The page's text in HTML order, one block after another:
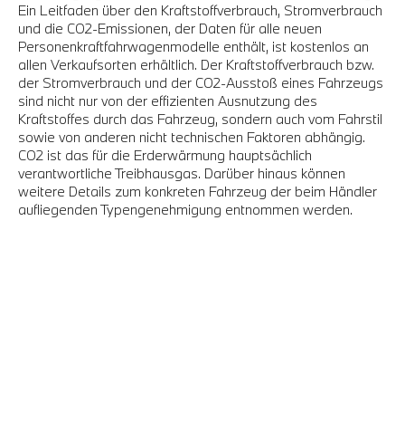
Ein Leitfaden über den Kraftstoffverbrauch, Stromverbrauch
und die CO2-Emissionen, der Daten für alle neuen
Personenkraftfahrwagenmodelle enthält, ist kostenlos an
allen Verkaufsorten erhältlich. Der Kraftstoffverbrauch bzw.
der Stromverbrauch und der CO2-Ausstoß eines Fahrzeugs
sind nicht nur von der effizienten Ausnutzung des
Kraftstoffes durch das Fahrzeug, sondern auch vom Fahrstil
sowie von anderen nicht technischen Faktoren abhängig.
CO2 ist das für die Erderwärmung hauptsächlich
verantwortliche Treibhausgas. Darüber hinaus können
weitere Details zum konkreten Fahrzeug der beim Händler
aufliegenden Typengenehmigung entnommen werden.